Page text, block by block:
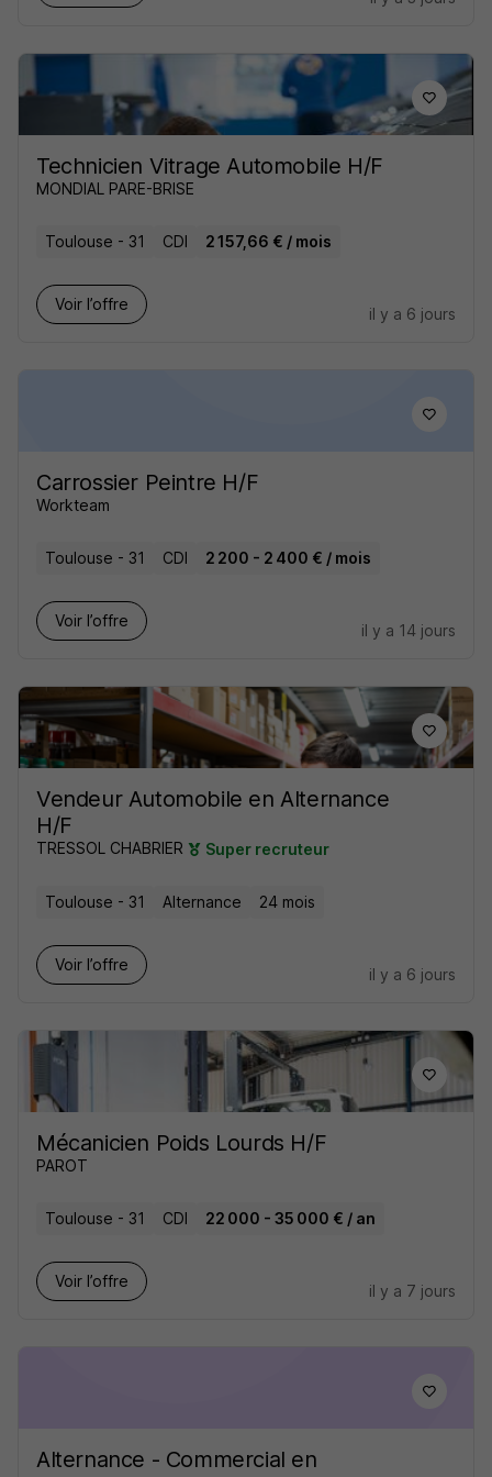
Technicien Vitrage Automobile H/F
MONDIAL PARE-BRISE
Toulouse - 31 CDI 2 157,66 € / mois
Voir l’offre
il y a 6 jours
Carrossier Peintre H/F
Workteam
Toulouse - 31 CDI 2 200 - 2 400 € / mois
Voir l’offre
il y a 14 jours
Vendeur Automobile en Alternance
H/F
TRESSOL CHABRIER Super recruteur
Toulouse - 31 Alternance 24 mois
Voir l’offre
il y a 6 jours
Mécanicien Poids Lourds H/F
PAROT
Toulouse - 31 CDI 22 000 - 35 000 € / an
Voir l’offre
il y a 7 jours
Alternance - Commercial en